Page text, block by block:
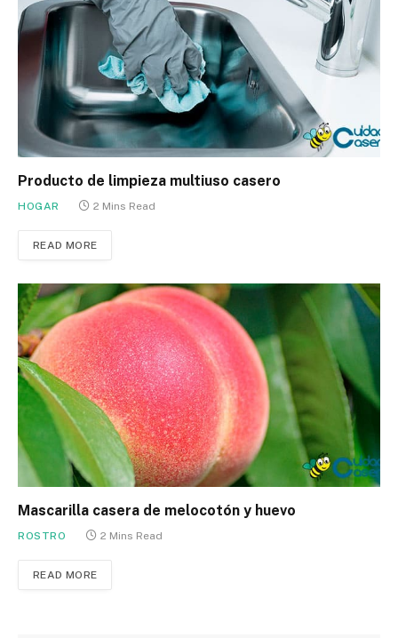
Producto de limpieza multiuso casero
HOGAR 2 Mins Read
READ MORE
Mascarilla casera de melocotón y huevo
ROSTRO 2 Mins Read
READ MORE